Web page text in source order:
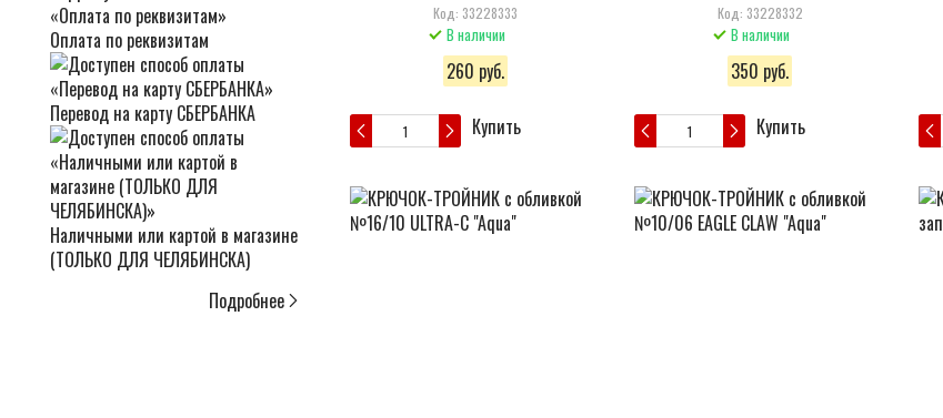
Оплата по реквизитам
Перевод на карту СБЕРБАНКА
Наличными или картой в магазине
(ТОЛЬКО ДЛЯ ЧЕЛЯБИНСКА)
Подробнее
Код: 33228333
В наличии
260 руб.
Купить
Код: 33228332
В наличии
350 руб.
Купить